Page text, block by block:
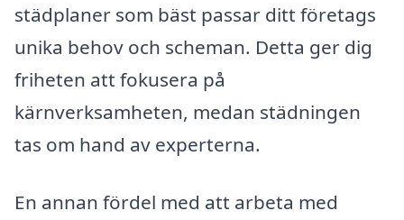
städplaner som bäst passar ditt företags
unika behov och scheman. Detta ger dig
friheten att fokusera på
kärnverksamheten, medan städningen
tas om hand av experterna.
En annan fördel med att arbeta med